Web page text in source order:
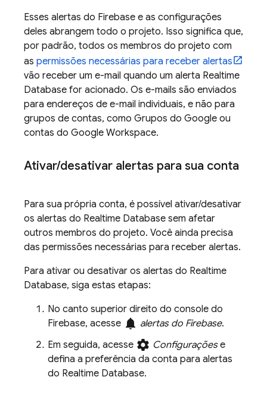
Esses alertas do Firebase e as configurações
deles abrangem todo o projeto. Isso significa que,
por padrão, todos os membros do projeto com
as permissões necessárias para receber alertas
vão receber um e-mail quando um alerta Realtime
Database for acionado. Os e-mails são enviados
para endereços de e-mail individuais, e não para
grupos de contas, como Grupos do Google ou
contas do Google Workspace.
Ativar/desativar alertas para sua conta
Para sua própria conta, é possível ativar/desativar
os alertas do Realtime Database sem afetar
outros membros do projeto. Você ainda precisa
das permissões necessárias para receber alertas.
Para ativar ou desativar os alertas do Realtime
Database, siga estas etapas:
No canto superior direito do console do
Firebase, acesse notifications alertas do Firebase.
Em seguida, acesse settings Configuraçõese
defina a preferência da conta para alertas
do Realtime Database.